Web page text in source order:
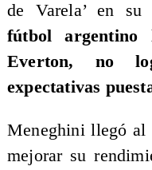
de Varela’ en su
fútbol
Everton, no
expectativas
Meneghini llegó al
mejorar su